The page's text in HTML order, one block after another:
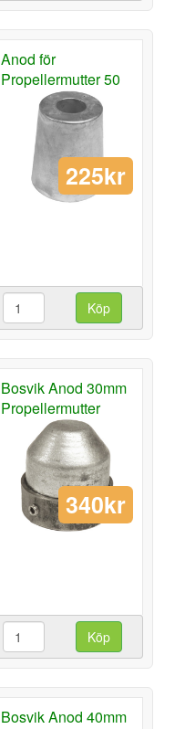
Anod för
Propellermutter 50
225kr
Köp
Bosvik Anod 30mm
Propellermutter
340kr
Köp
Bosvik Anod 40mm